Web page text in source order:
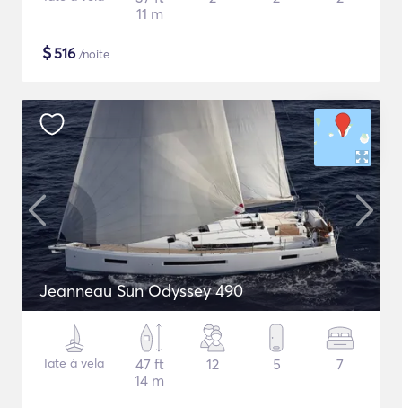
11 m
$516 /noite
Jeanneau Sun Odyssey 490
Iate à vela
47 ft
14 m
12 5 7